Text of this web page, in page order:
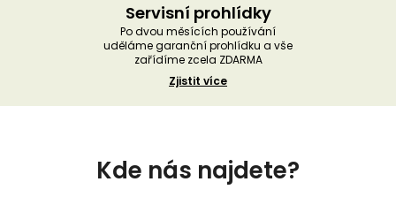
Servisní prohlídky
Po dvou měsících používání
uděláme garanční prohlídku a vše
zařídíme zcela ZDARMA
Zjistit více
Kde nás najdete?